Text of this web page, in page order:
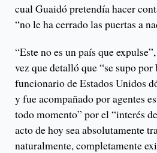
cual Guaidó pretendía hacer
“no le ha cerrado las puertas a
“Este no es un país que
vez que detalló que “se supo
funcionario de Estados Unidos
y fue acompañado por agentes
todo momento” por el “interés
acto de hoy sea absolutamente
naturalmente, completamente